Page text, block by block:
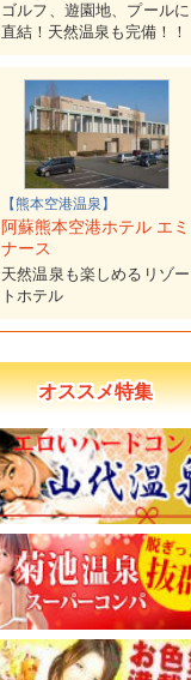
ゴルフ、遊園地、プールに
直結！天然温泉も完備！！
【熊本空港温泉】
阿蘇熊本空港ホテル エミ
ナース
天然温泉も楽しめるリゾー
トホテル
オススメ特集